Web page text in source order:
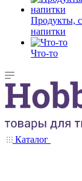
Продукты,
напитки
Что-то
Каталог